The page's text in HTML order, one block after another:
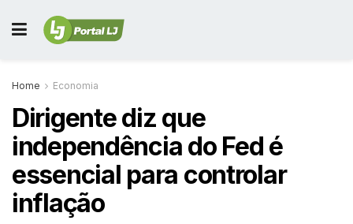
Home Economia
Dirigente diz que
independência do Fed é
essencial para controlar
inflação